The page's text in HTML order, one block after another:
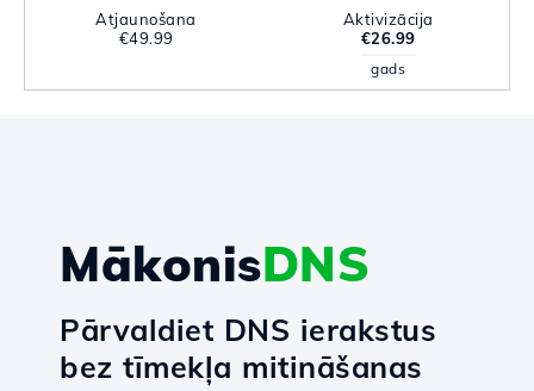
Atjaunošana
€49.99
Aktivizācija
€26.99
gads
MākonisDNS
Pārvaldiet DNS ierakstus
bez tīmekļa mitināšanas